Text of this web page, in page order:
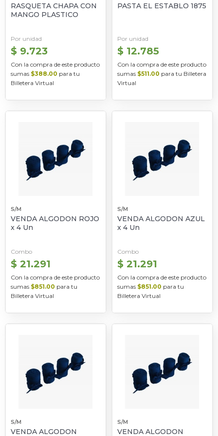
RASQUETA CHAPA CON
MANGO PLASTICO
Por unidad
$ 9.723
Con la compra de este producto
sumas $388.00 para tu
Billetera Virtual
PASTA EL ESTABLO 1875
Por unidad
$ 12.785
Con la compra de este producto
sumas $511.00 para tu Billetera
Virtual
S/M
VENDA ALGODON ROJO
x 4 Un
Combo
$ 21.291
Con la compra de este producto
sumas $851.00 para tu
Billetera Virtual
S/M
VENDA ALGODON AZUL
x 4 Un
Combo
$ 21.291
Con la compra de este producto
sumas $851.00 para tu
Billetera Virtual
S/M
VENDA ALGODON
S/M
VENDA ALGODON